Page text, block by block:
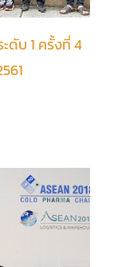
บ 1 ครั้งที่ 4